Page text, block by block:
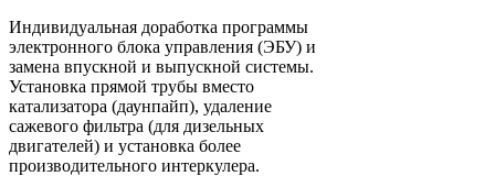
Индивидуальная доработка программы
электронного блока управления (ЭБУ) и
замена впускной и выпускной системы.
Установка прямой трубы вместо
катализатора (даунпайп), удаление
сажевого фильтра (для дизельных
двигателей) и установка более
производительного интеркулера.